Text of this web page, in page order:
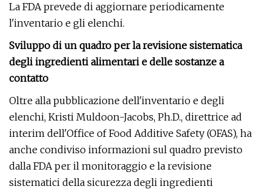
La FDA prevede di aggiornare periodicamente
l'inventario e gli elenchi.
Sviluppo di un quadro per la revisione sistematica
degli ingredienti alimentari e delle sostanze a
contatto
Oltre alla pubblicazione dell'inventario e degli
elenchi, Kristi Muldoon-Jacobs, Ph.D., direttrice ad
interim dell'Office of Food Additive Safety (OFAS), ha
anche condiviso informazioni sul quadro previsto
dalla FDA per il monitoraggio e la revisione
sistematici della sicurezza degli ingredienti